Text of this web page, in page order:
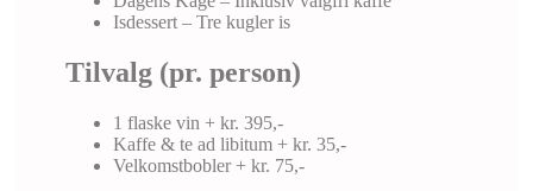
Isdessert – Tre kugler is
Tilvalg (pr. person)
1 flaske vin + kr. 395,-
Kaffe & te ad libitum + kr. 35,-
Velkomstbobler + kr. 75,-